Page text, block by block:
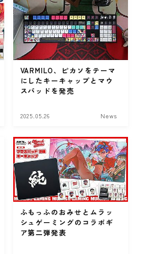
ーラー
Column
VARMILO、ピカソをテーマ
にしたキーキャップとマウ
スパッドを発売
2025.05.26 News
ふもっふのおみせとムラッ
シュゲーミングのコラボギ
ア第二弾発表